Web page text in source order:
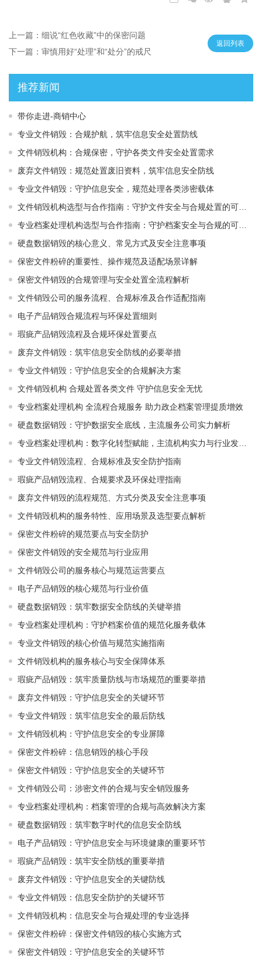
上一篇：细说“红色收藏”中的保密问题
下一篇：审慎用好“处理”和“处分”的戒尺
返回列表
推荐新闻
带你走进-商销中心
专业文件销毁：合规护航，筑牢信息安全处置防线
文件销毁机构：合规保密，守护各类文件安全处置需求
废弃文件销毁：规范处置废旧资料，筑牢信息安全防线
专业文件销毁：守护信息安全，规范处理各类涉密载体
文件销毁机构选型与合作指南：守护文件安全与合规处置的可靠选择
专业档案处理机构选型与合作指南：守护档案安全与合规的可靠伙伴
硬盘数据销毁的核心意义、常见方式及安全注意事项
保密文件粉碎的重要性、操作规范及适配场景详解
保密文件销毁的合规管理与安全处置全流程解析
文件销毁公司的服务流程、合规标准及合作适配指南
电子产品销毁合规流程与环保处置细则
瑕疵产品销毁流程及合规环保处置要点
废弃文件销毁：筑牢信息安全防线的必要举措
专业文件销毁：守护信息安全的合规解决方案
文件销毁机构 合规处置各类文件 守护信息安全无忧
专业档案处理机构 全流程合规服务 助力政企档案管理提质增效
硬盘数据销毁：守护数据安全底线，主流服务公司实力解析
专业档案处理机构：数字化转型赋能，主流机构实力与行业发展解析
专业文件销毁流程、合规标准及安全防护指南
瑕疵产品销毁流程、合规要求及环保处理指南
废弃文件销毁的流程规范、方式分类及安全注意事项
文件销毁机构的服务特性、应用场景及选型要点解析
保密文件粉碎的规范要点与安全防护
保密文件销毁的安全规范与行业应用
文件销毁公司的服务核心与规范运营要点
电子产品销毁的核心规范与行业价值
硬盘数据销毁：筑牢数据安全防线的关键举措
专业档案处理机构：守护档案价值的规范化服务载体
专业文件销毁的核心价值与规范实施指南
文件销毁机构的服务核心与安全保障体系
瑕疵产品销毁：筑牢质量防线与市场规范的重要举措
废弃文件销毁：守护信息安全的关键环节
专业文件销毁：筑牢信息安全的最后防线
文件销毁机构：守护信息安全的专业屏障
保密文件粉碎：信息销毁的核心手段
保密文件销毁：守护信息安全的关键环节
文件销毁公司：涉密文件的合规与安全销毁服务
专业档案处理机构：档案管理的合规与高效解决方案
硬盘数据销毁：筑牢数字时代的信息安全防线
电子产品销毁：守护信息安全与环境健康的重要环节
瑕疵产品销毁：筑牢安全防线的重要举措
废弃文件销毁：守护信息安全的关键防线
专业文件销毁：信息安全防护的关键环节
文件销毁机构：信息安全与合规处理的专业选择
保密文件粉碎：保密文件销毁的核心实施方式
保密文件销毁：守护信息安全的关键环节